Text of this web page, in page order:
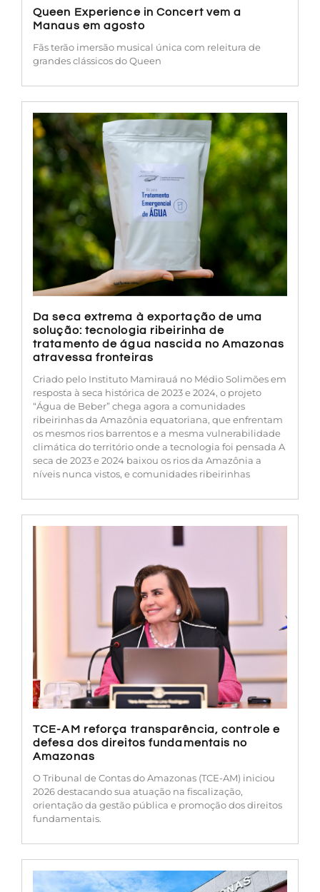
Queen Experience in Concert vem a
Manaus em agosto
Fãs terão imersão musical única com releitura de
grandes clássicos do Queen
Da seca extrema à exportação de uma
solução: tecnologia ribeirinha de
tratamento de água nascida no Amazonas
atravessa fronteiras
Criado pelo Instituto Mamirauá no Médio Solimões em
resposta à seca histórica de 2023 e 2024, o projeto
“Água de Beber” chega agora a comunidades
ribeirinhas da Amazônia equatoriana, que enfrentam
os mesmos rios barrentos e a mesma vulnerabilidade
climática do território onde a tecnologia foi pensada A
seca de 2023 e 2024 baixou os rios da Amazônia a
níveis nunca vistos, e comunidades ribeirinhas
TCE-AM reforça transparência, controle e
defesa dos direitos fundamentais no
Amazonas
O Tribunal de Contas do Amazonas (TCE-AM) iniciou
2026 destacando sua atuação na fiscalização,
orientação da gestão pública e promoção dos direitos
fundamentais.